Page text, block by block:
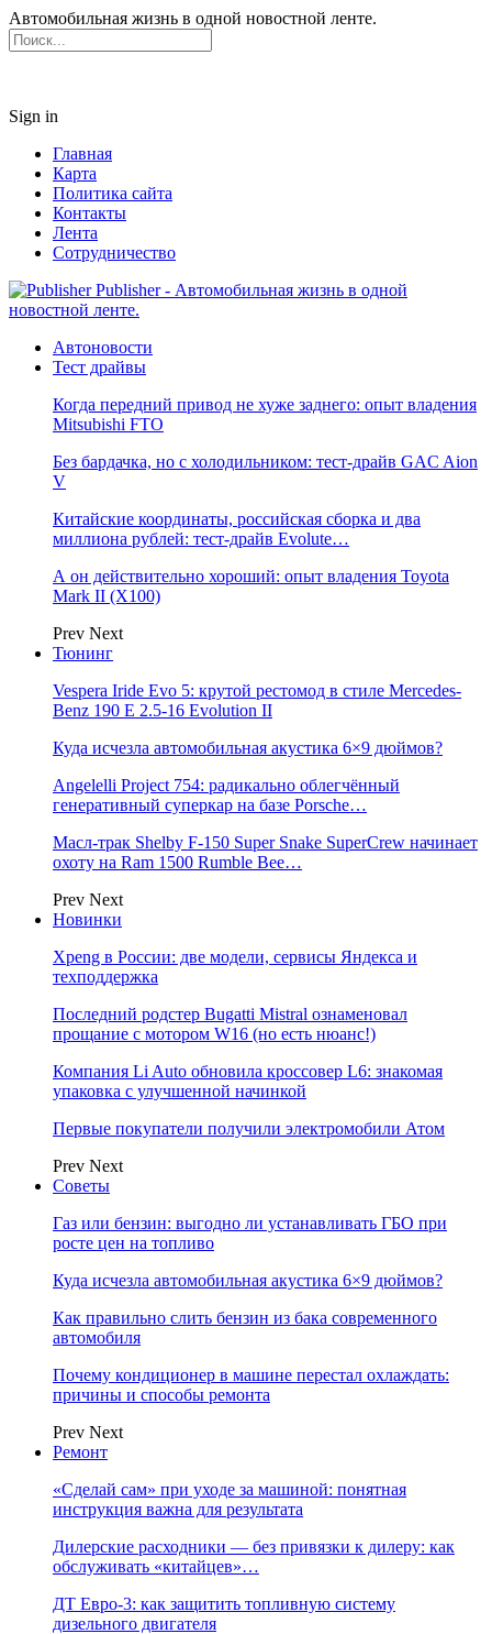
Автомобильная жизнь в одной новостной ленте.
Sign in
Главная
Карта
Политика сайта
Контакты
Лента
Сотрудничество
Publisher - Автомобильная жизнь в одной
новостной ленте.
Автоновости
Тест драйвы
Когда передний привод не хуже заднего: опыт владения
Mitsubishi FTO
Без бардачка, но с холодильником: тест-драйв GAC Aion
V
Китайские координаты, российская сборка и два
миллиона рублей: тест-драйв Evolute…
А он действительно хороший: опыт владения Toyota
Mark II (Х100)
Prev Next
Тюнинг
Vespera Iride Evo 5: крутой рестомод в стиле Mercedes-
Benz 190 E 2.5-16 Evolution II
Куда исчезла автомобильная акустика 6×9 дюймов?
Angelelli Project 754: радикально облегчённый
генеративный суперкар на базе Porsche…
Масл-трак Shelby F-150 Super Snake SuperCrew начинает
охоту на Ram 1500 Rumble Bee…
Prev Next
Новинки
Xpeng в России: две модели, сервисы Яндекса и
техподдержка
Последний родстер Bugatti Mistral ознаменовал
прощание с мотором W16 (но есть нюанс!)
Компания Li Auto обновила кроссовер L6: знакомая
упаковка с улучшенной начинкой
Первые покупатели получили электромобили Атом
Prev Next
Советы
Газ или бензин: выгодно ли устанавливать ГБО при
росте цен на топливо
Куда исчезла автомобильная акустика 6×9 дюймов?
Как правильно слить бензин из бака современного
автомобиля
Почему кондиционер в машине перестал охлаждать:
причины и способы ремонта
Prev Next
Ремонт
«Сделай сам» при уходе за машиной: понятная
инструкция важна для результата
Дилерские расходники — без привязки к дилеру: как
обслуживать «китайцев»…
ДТ Евро-3: как защитить топливную систему
дизельного двигателя